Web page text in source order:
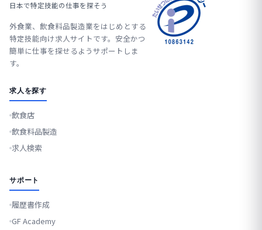
日本で特定技能の仕事を探そう
外食業、飲食料品製造業をはじめとする
特定技能向け求人サイトです。安全かつ
簡単に仕事を探せるようサポートしま
す。
求人を探す
飲食店
飲食料品製造
求人検索
サポート
履歴書作成
GF Academy